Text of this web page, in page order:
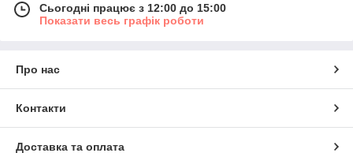
Сьогодні працює з 12:00 до 15:00
Показати весь графік роботи
Про нас
Контакти
Доставка та оплата